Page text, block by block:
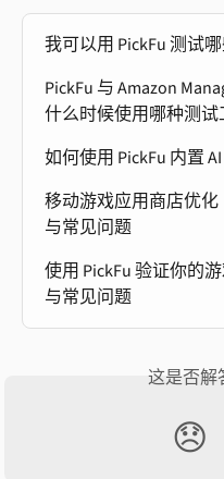
我可以用 PickFu 测试
PickFu 与 Amazon
什么时候使用哪种测试
如何使用 PickFu 内置
移动游戏应用商店优
与常见问题
使用 PickFu 验证你的
与常见问题
这是否解
😞